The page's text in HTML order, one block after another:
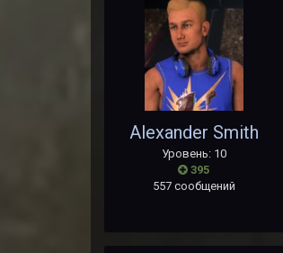
Alexander Smith
Уровень: 10
395
557 сообщений